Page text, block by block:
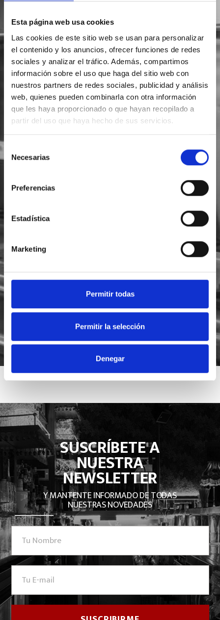
Esta página web usa cookies
Las cookies de este sitio web se usan para personalizar
el contenido y los anuncios, ofrecer funciones de redes
sociales y analizar el tráfico. Además, compartimos
información sobre el uso que haga del sitio web con
nuestros partners de redes sociales, publicidad y análisis
web, quienes pueden combinarla con otra información
que les haya proporcionado o que hayan recopilado a
partir del uso que haya hecho de sus servicios.
de Necesarias
Preferencias
Estadística
Marketing
Permitir todas
Permitir la selección
Denegar
He leído y acepto la
Acepto recibir novedades deFoodsat
SUSCRÍBETE A
NUESTRA
NEWSLETTER
Y MANTENTE INFORMADO DE TODAS
NUESTRAS NOVEDADES